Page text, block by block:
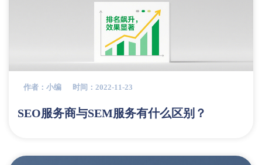
作者：小编 时间：2022-11-23
SEO服务商与SEM服务有什么区别？